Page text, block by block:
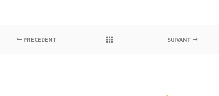
PRÉCÉDENT SUIVANT